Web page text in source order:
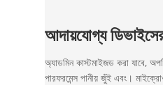
আদায়যোগ্য
অ্যাডমিন কাস্টমাইজড করা যাবে,
পারফরমেন্স পানীয় জুঁই এবং।